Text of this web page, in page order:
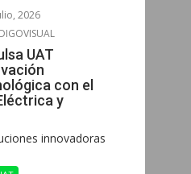
2026
UAT
con el
y
innovadoras